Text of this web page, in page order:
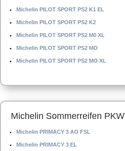
Michelin PILOT SPORT PS2 K1 EL
Michelin PILOT SPORT PS2 K2
Michelin PILOT SPORT PS2 M0 XL
Michelin PILOT SPORT PS2 MO
Michelin PILOT SPORT PS2 MO XL
Michelin Sommerreifen PKW
Michelin PRIMACY 3 AO FSL
Michelin PRIMACY 3 EL